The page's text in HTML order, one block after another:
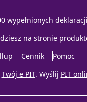
wypełnionych
na stronie
Cennik
Pomoc
Twój e PIT. Wyślij PIT